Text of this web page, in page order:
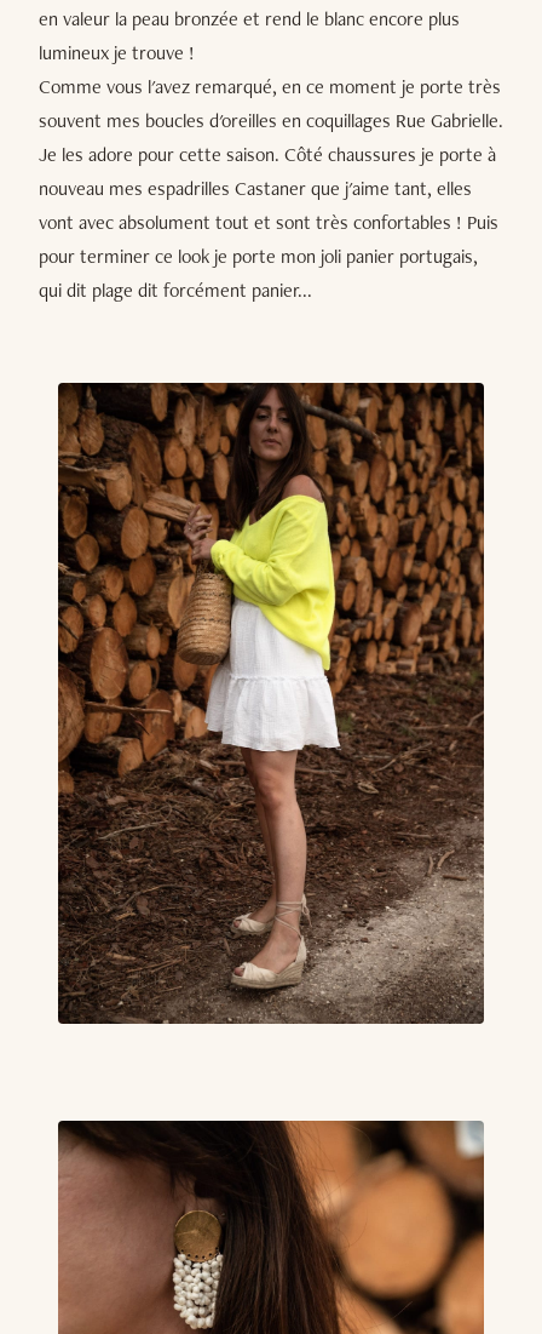
en valeur la peau bronzée et rend le blanc encore plus
lumineux je trouve !
Comme vous l'avez remarqué, en ce moment je porte très
souvent mes boucles d'oreilles en coquillages Rue Gabrielle.
Je les adore pour cette saison. Côté chaussures je porte à
nouveau mes espadrilles Castaner que j'aime tant, elles
vont avec absolument tout et sont très confortables ! Puis
pour terminer ce look je porte mon joli panier portugais,
qui dit plage dit forcément panier...